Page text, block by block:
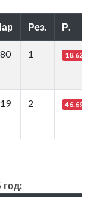
Рез. Р.
1 18.62
2 46.69